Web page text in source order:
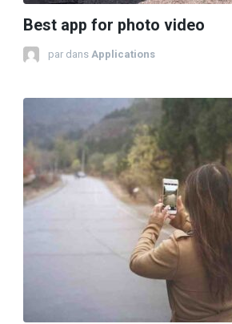
Best app for photo video
par dans Applications